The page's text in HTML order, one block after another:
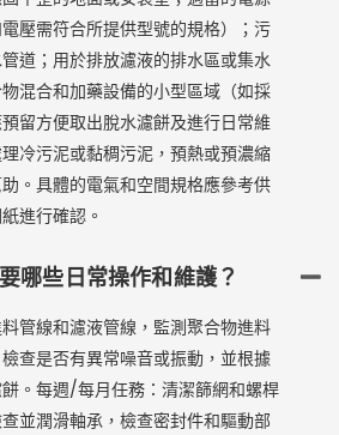
電壓需符合所提供型號的規格）；污
道；用於排放濾液的排水區或集水
混合和加藥設備的小型區域（如採
留方便取出脫水濾餅及進行日常維
冷污泥或黏稠污泥，預熱或預濃縮
。具體的電氣和空間規格應參考供
進行確認。
哪些日常操作和維護？
管線和濾液管線，監測聚合物進料
查是否有異常噪音或振動，並根據
。每週/每月任務：清潔篩網和螺桿
並潤滑軸承，檢查密封件和驅動部